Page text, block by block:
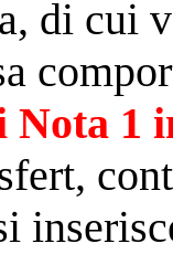
di cui
Nota 1